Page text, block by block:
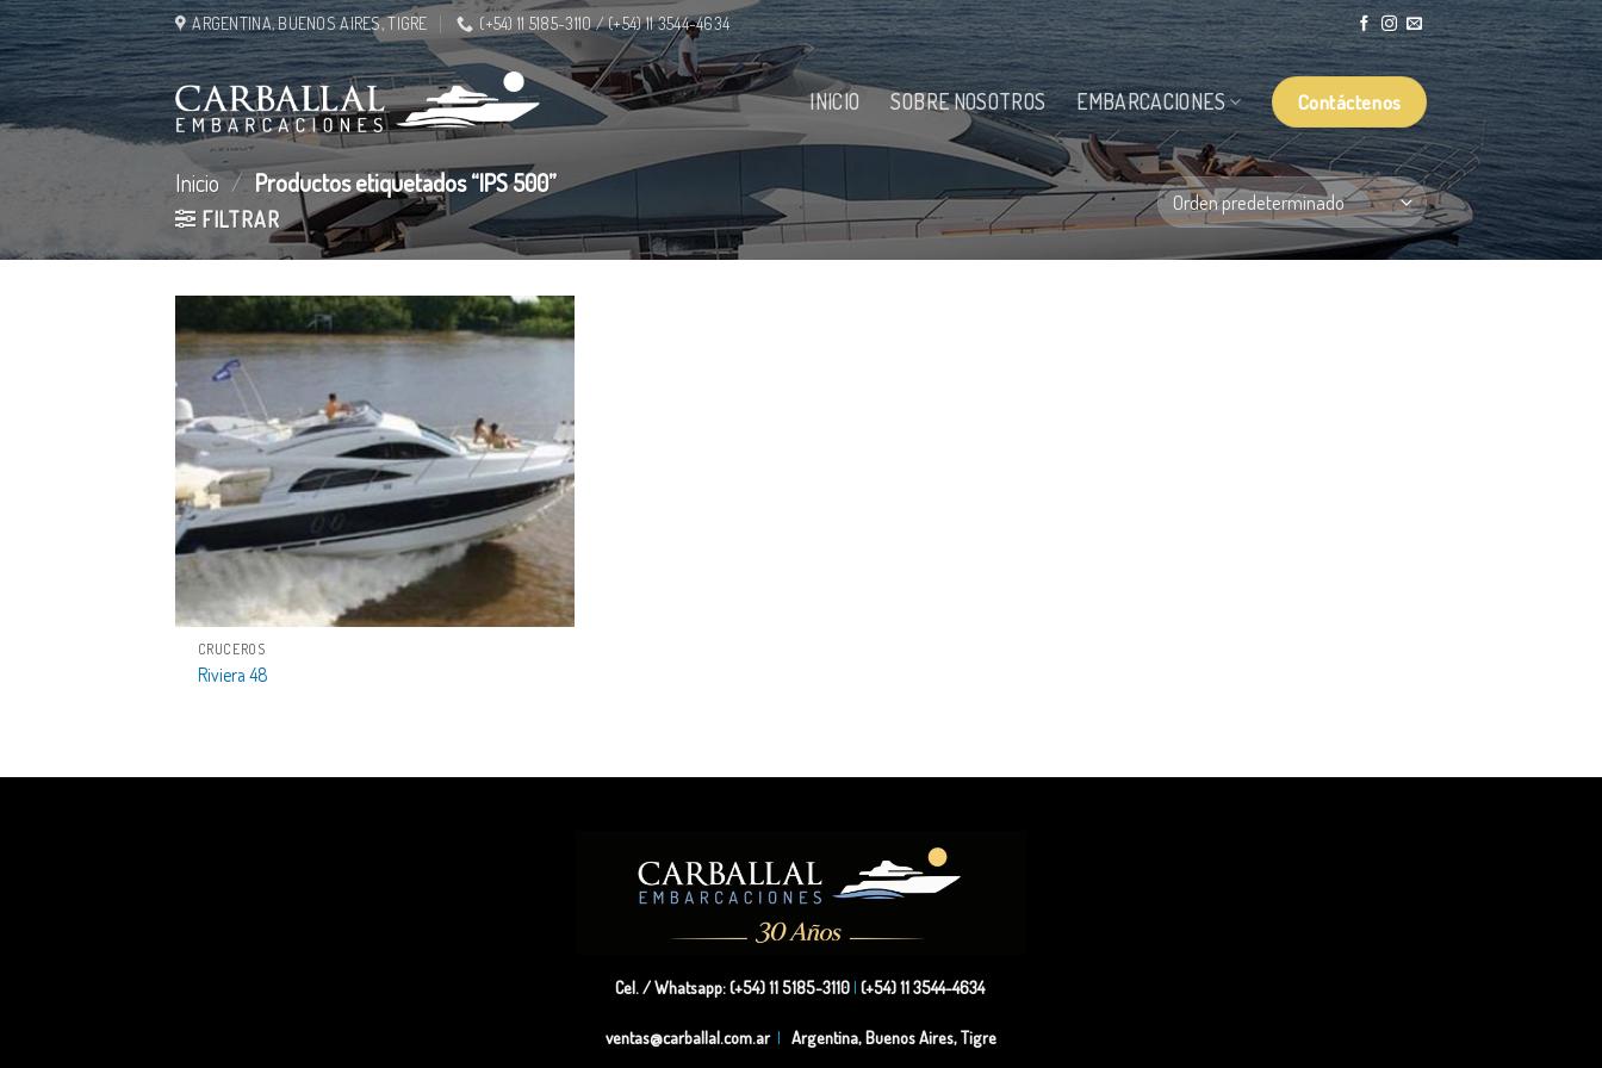
Saltar
al
contenido
ARGENTINA, BUENOS AIRES, TIGRE (+54) 11 5185-3110 / (+54) 11 3544-4634
INICIO SOBRE NOSOTROS EMBARCACIONES Contáctenos
Inicio / Productos etiquetados “IPS 500”
FILTRAR
CRUCEROS
Riviera 48
Cel. / Whatsapp: (+54) 11 5185-3110 | (+54) 11 3544-4634
ventas@carballal.com.ar | Argentina, Buenos Aires, Tigre